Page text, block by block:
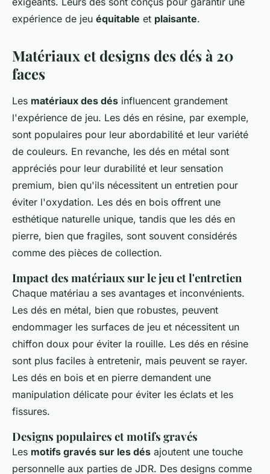
expérience de jeu équitable et plaisante.
Matériaux et designs des dés à 20
faces
Les matériaux des dés influencent grandement
l'expérience de jeu. Les dés en résine, par exemple,
sont populaires pour leur abordabilité et leur variété
de couleurs. En revanche, les dés en métal sont
appréciés pour leur durabilité et leur sensation
premium, bien qu'ils nécessitent un entretien pour
éviter l'oxydation. Les dés en bois offrent une
esthétique naturelle unique, tandis que les dés en
pierre, bien que fragiles, sont souvent considérés
comme des pièces de collection.
Impact des matériaux sur le jeu et l'entretien
Chaque matériau a ses avantages et inconvénients.
Les dés en métal, bien que robustes, peuvent
endommager les surfaces de jeu et nécessitent un
chiffon doux pour éviter la rouille. Les dés en résine
sont plus faciles à entretenir, mais peuvent se rayer.
Les dés en bois et en pierre demandent une
manipulation délicate pour éviter les éclats et les
fissures.
Designs populaires et motifs gravés
Les motifs gravés sur les dés ajoutent une touche
personnelle aux parties de JDR. Des designs comme